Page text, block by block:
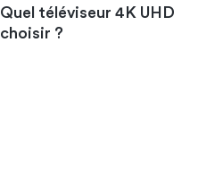
Quel téléviseur 4K UHD
choisir ?